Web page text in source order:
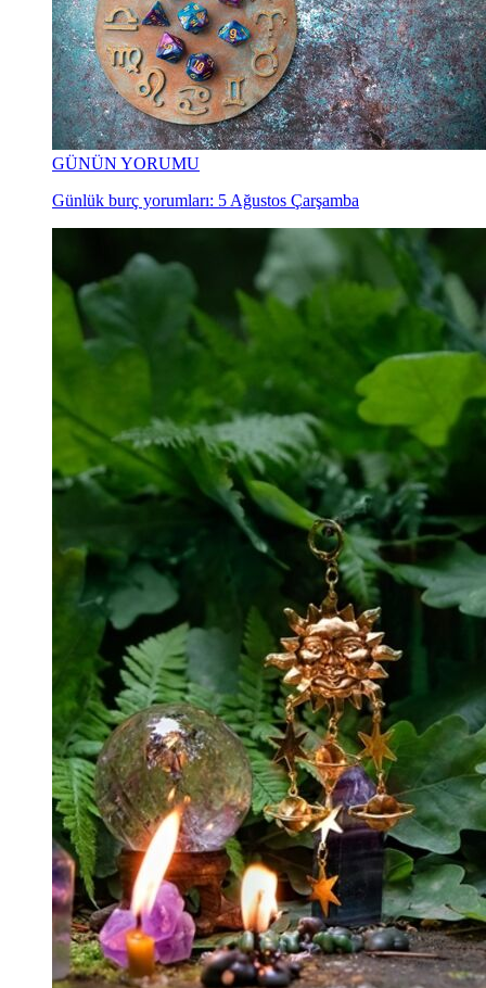
GÜNÜN YORUMU
Günlük burç yorumları: 5 Ağustos Çarşamba